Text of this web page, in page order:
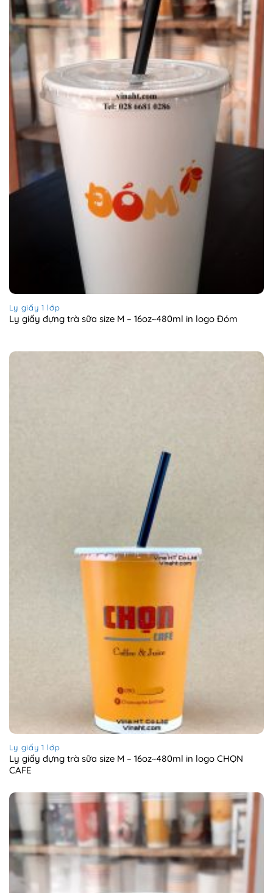
Ly giấy 1 lớp
Ly giấy đựng trà sữa size M – 16oz~480ml in logo Đóm
Ly giấy 1 lớp
Ly giấy đựng trà sữa size M – 16oz~480ml in logo CHỌN
CAFE